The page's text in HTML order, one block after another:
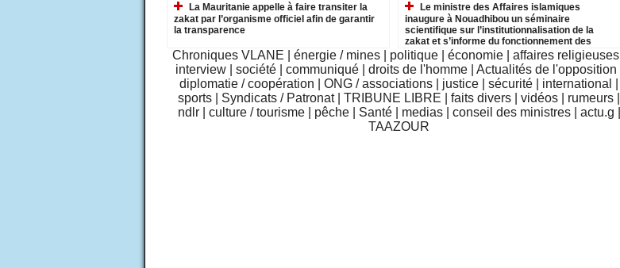
La Mauritanie appelle à faire transiter la
zakat par l’organisme officiel afin de garantir
la transparence
Le ministre des Affaires islamiques
inaugure à Nouadhibou un séminaire
scientifique sur l’institutionnalisation de la
zakat et s’informe du fonctionnement des
institutions relevant du secteur
Chroniques VLANE énergie / mines politique économie affaires religieuses
interview
société communiqué droits de l'homme Actualités de l'opposition
diplomatie / coopération
ONG / associations justice sécurité international
sports
Syndicats / Patronat TRIBUNE LIBRE faits divers vidéos rumeurs
ndlr
culture / tourisme pêche Santé medias conseil des ministres actu.g
TAAZOUR